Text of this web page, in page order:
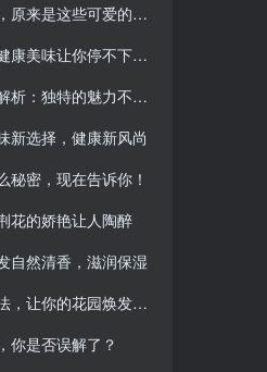
是这些可爱的宠物！
美味让你停不下来！
独特的魅力不容错过！
新选择，健康新风尚
秘密，现在告诉你！
花的娇艳让人陶醉
自然清香，滋润保湿
花园焕发不一样的光彩！
你是否误解了？
是这些可爱的宠物！
美味让你停不下来！
独特的魅力不容错过！
新选择，健康新风尚
秘密，现在告诉你！
花的娇艳让人陶醉
自然清香，滋润保湿
花园焕发不一样的光彩！
你是否误解了？